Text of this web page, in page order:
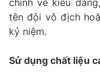
chỉnh về kiểu
tên đội vô địch
kỷ niệm.
Sử dụng chất liệu